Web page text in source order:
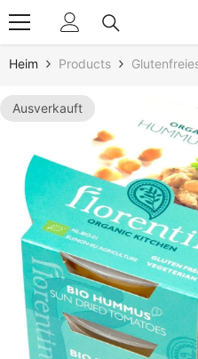
Heim Products
Ausverkauft